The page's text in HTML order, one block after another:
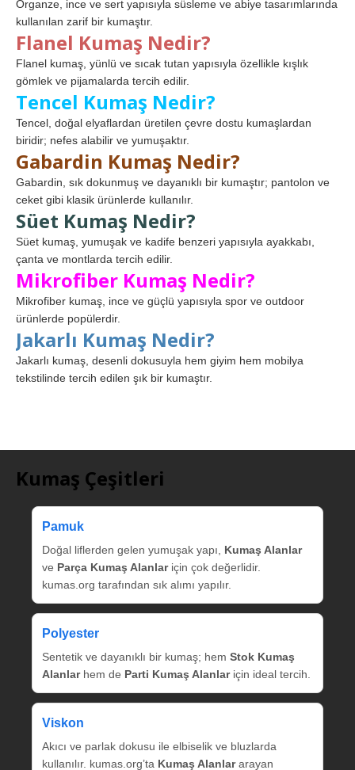
Organze, ince ve sert yapısıyla süsleme ve abiye tasarımlarında
kullanılan zarif bir kumaştır.
Flanel Kumaş Nedir?
Flanel kumaş, yünlü ve sıcak tutan yapısıyla özellikle kışlık
gömlek ve pijamalarda tercih edilir.
Tencel Kumaş Nedir?
Tencel, doğal elyaflardan üretilen çevre dostu kumaşlardan
biridir; nefes alabilir ve yumuşaktır.
Gabardin Kumaş Nedir?
Gabardin, sık dokunmuş ve dayanıklı bir kumaştır; pantolon ve
ceket gibi klasik ürünlerde kullanılır.
Süet Kumaş Nedir?
Süet kumaş, yumuşak ve kadife benzeri yapısıyla ayakkabı,
çanta ve montlarda tercih edilir.
Mikrofiber Kumaş Nedir?
Mikrofiber kumaş, ince ve güçlü yapısıyla spor ve outdoor
ürünlerde popülerdir.
Jakarlı Kumaş Nedir?
Jakarlı kumaş, desenli dokusuyla hem giyim hem mobilya
tekstilinde tercih edilen şık bir kumaştır.
Kumaş Çeşitleri
Pamuk
Doğal liflerden gelen yumuşak yapı, Kumaş Alanlar
ve Parça Kumaş Alanlariçin çok değerlidir.
kumas.org tarafından sık alımı yapılır.
Polyester
Sentetik ve dayanıklı bir kumaş; hem Stok Kumaş
Alanlarhem de Parti Kumaş Alanlariçin ideal tercih.
Viskon
Akıcı ve parlak dokusu ile elbiselik ve bluzlarda
kullanılır. kumas.org’ta Kumaş Alanlararayan